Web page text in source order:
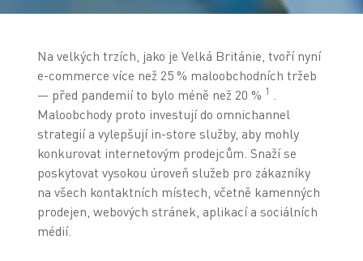
Na velkých trzích, jako je Velká Británie, tvoří nyní
e-commerce více než 25 % maloobchodních tržeb
— před pandemií to bylo méně než 20 % 1 .
Maloobchody proto investují do omnichannel
strategií a vylepšují in-store služby, aby mohly
konkurovat internetovým prodejcům. Snaží se
poskytovat vysokou úroveň služeb pro zákazníky
na všech kontaktních místech, včetně kamenných
prodejen, webových stránek, aplikací a sociálních
médií.